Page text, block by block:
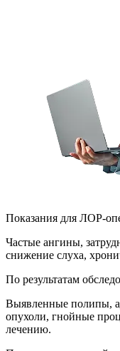
Показания для ЛОР-
Частые ангины,
снижение слуха,
По результатам
Выявленные полипы,
опухоли, гнойные
лечению.